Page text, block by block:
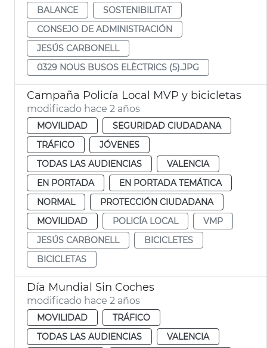
BALANCE
SOSTENIBILITAT
CONSEJO DE ADMINISTRACIÓN
JESÚS CARBONELL
0329 NOUS BUSOS ELÈCTRICS (5).JPG
Campaña Policía Local MVP y bicicletas
modificado hace 2 años
MOVILIDAD
SEGURIDAD CIUDADANA
TRÁFICO
JÓVENES
TODAS LAS AUDIENCIAS
VALENCIA
EN PORTADA
EN PORTADA TEMÁTICA
NORMAL
PROTECCIÓN CIUDADANA
MOVILIDAD
POLICÍA LOCAL
VMP
JESÚS CARBONELL
BICICLETES
BICICLETAS
Día Mundial Sin Coches
modificado hace 2 años
MOVILIDAD
TRÁFICO
TODAS LAS AUDIENCIAS
VALENCIA